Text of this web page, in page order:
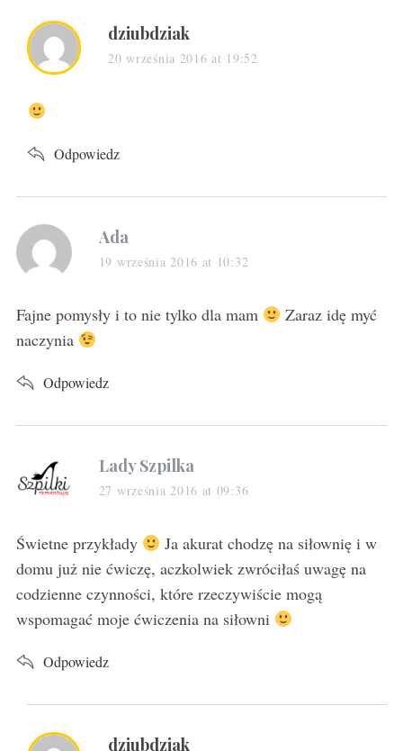
s
a
dziubdziak
20 września 2016 at 19:52
Odpowiedz
s
a
s
Ada
19 września 2016 at 10:32
Fajne pomysły i to nie tylko dla mam
Zaraz idę myć
naczynia
Odpowiedz
s
a
s
:
Lady Szpilka
27 września 2016 at 09:36
Świetne przykłady
Ja akurat chodzę na siłownię i w
domu już nie ćwiczę, aczkolwiek zwróciłaś uwagę na
codzienne czynności, które rzeczywiście mogą
wspomagać moje ćwiczenia na siłowni
Odpowiedz
s
dziubdziak